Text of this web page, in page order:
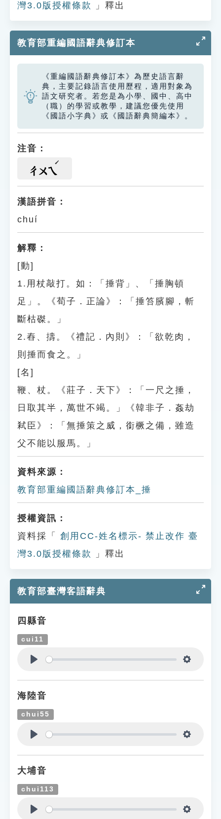
灣3.0版授權條款
」釋出
教育部重編國語辭典修訂本
《重編國語辭典修訂本》為歷史語言辭
典，主要記錄語言使用歷程，適用對象為
語文研究者。若您是為小學、國中、高中
（職）的學習或教學，建議您優先使用
《國語小字典》或《國語辭典簡編本》。
注音：
ㄔㄨㄟ
漢語拼音：
chuí
解釋：
[動]
1.用杖敲打。如：「捶背」、「捶胸頓
足」。《荀子．正論》：「捶笞臏腳，斬
斷枯磔。」
2.舂、擣。《禮記．內則》：「欲乾肉，
則捶而食之。」
[名]
鞭、杖。《莊子．天下》：「一尺之捶，
日取其半，萬世不竭。」《韓非子．姦劫
弒臣》：「無捶策之威，銜橛之備，雖造
父不能以服馬。」
資料來源：
教育部重編國語辭典修訂本_捶
授權資訊：
資料採「
創用CC-姓名標示- 禁止改作 臺
灣3.0版授權條款
」釋出
教育部臺灣客語辭典
四縣音
cui11
海陸音
chui55
大埔音
chui113